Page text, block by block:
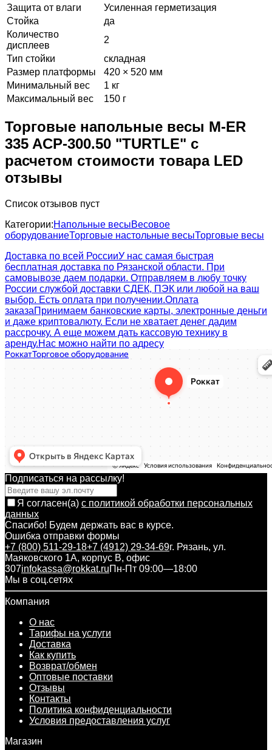
Защита от влаги
Усиленная герметизация
Стойка
да
Количество
дисплеев
2
Тип стойки
складная
Размер платформы
420 × 520 мм
Минимальный вес
1 кг
Максимальный вес
150 г
Торговые напольные весы M-ER
335 ACP-300.50 "TURTLE" с
расчетом стоимости товара LED
отзывы
Список отзывов пуст
Категории:Напольные весыВесовое
оборудованиеТорговые настольные весыТорговые весы
Доставка по всей РоссииУ нас самая быстрая
бесплатная доставка по Рязанской области. При
самовывозе даем подарки. Отправляем в любу точку
России службой доставки СДЕК, ПЭК или любой на ваш
выбор. Есть оплата при получении.Оплата
заказаПринимаем банковские карты, электронные деньги
и даже криптовалюту. Если не хватает денег дадим
рассрочку. А еще можем дать кассовую технику в
аренду.Нас можно найти по адресу
Подписаться на рассылкy!
Я согласен(a) с политикой обработки персональных
данных
Спасибо! Будем держать вас в курсе.
Ошибка отправки формы
+7 (800) 511-29-18+7 (4912) 29-34-69г. Рязань, ул.
Маяковского 1А, корпус B, офис
307infokassa@rokkat.ruПн-Пт 09:00—18:00
Мы в соц.сетях
Компания
О нас
Тарифы на услуги
Доставка
Как купить
Возврат/обмен
Оптовые поставки
Отзывы
Контакты
Политика конфиденциальности
Условия предоставления услуг
Магазин